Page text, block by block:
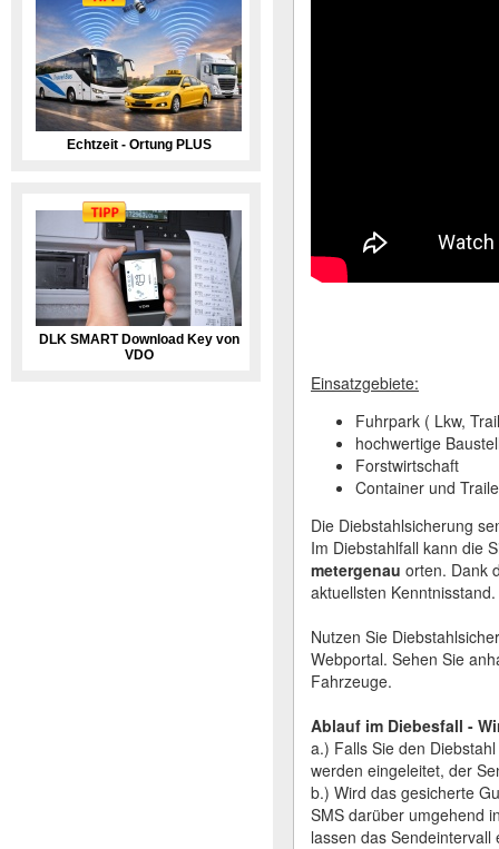
Echtzeit - Ortung PLUS
DLK SMART Download Key von
VDO
Einsatzgebiete:
Fuhrpark ( Lkw,
hochwertige
Forstwirtschaft
Container und
Die Diebstahlsicherung
Im Diebstahlfall kann die
metergenau orten. Dank
aktuellsten Kenntnisstand.
Nutzen Sie
Webportal. Sehen Sie
Fahrzeuge.
Ablauf im Diebesfall -
a.) Falls Sie den
werden eingeleitet, der
b.) Wird das gesicherte
SMS darüber umgehend
lassen das Sendeintervall